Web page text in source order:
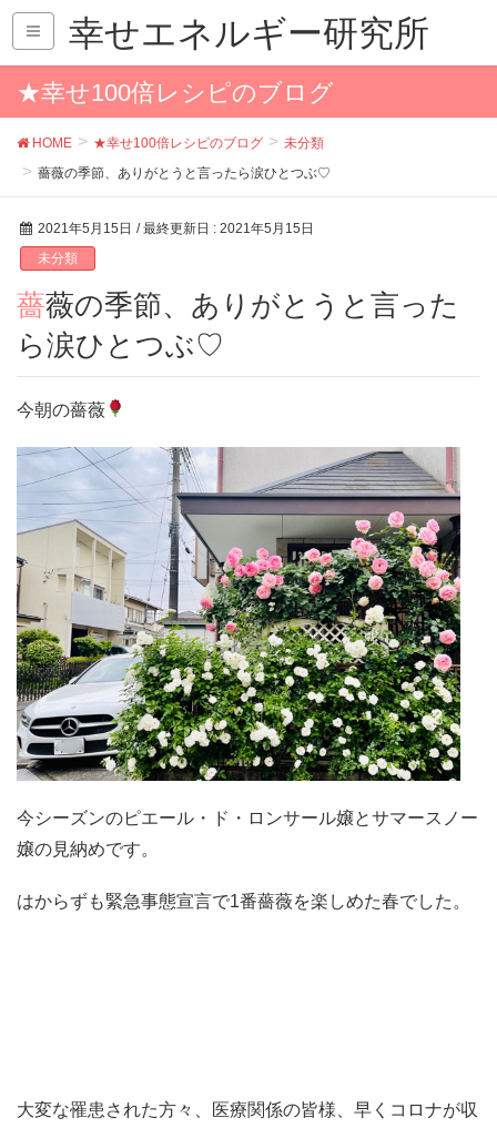
幸せエネルギー研究所
★幸せ100倍レシピのブログ
HOME ★幸せ100倍レシピのブログ
未分類
薔薇の季節、ありがとうと言ったら涙ひとつぶ♡
2021年5月15日 / 最終更新日 : 2021年5月15日
未分類
薔薇の季節、ありがとうと言った
ら涙ひとつぶ♡
今朝の薔薇
今シーズンのピエール・ド・ロンサール嬢とサマースノー
嬢の見納めです。
はからずも緊急事態宣言で1番薔薇を楽しめた春でした。
大変な罹患された方々、医療関係の皆様、早くコロナが収